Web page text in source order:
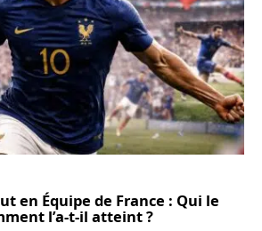
en Équipe de France : Qui le
l’a-t-il atteint ?